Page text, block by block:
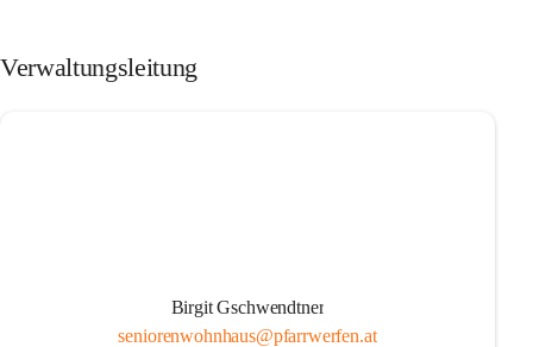
Verwaltungsleitung
Birgit Gschwendtner
seniorenwohnhaus@pfarrwerfen.at